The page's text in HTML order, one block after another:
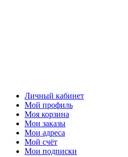
Личный кабинет
Мой профиль
Моя корзина
Мои заказы
Мои адреса
Мой счёт
Мои подписки